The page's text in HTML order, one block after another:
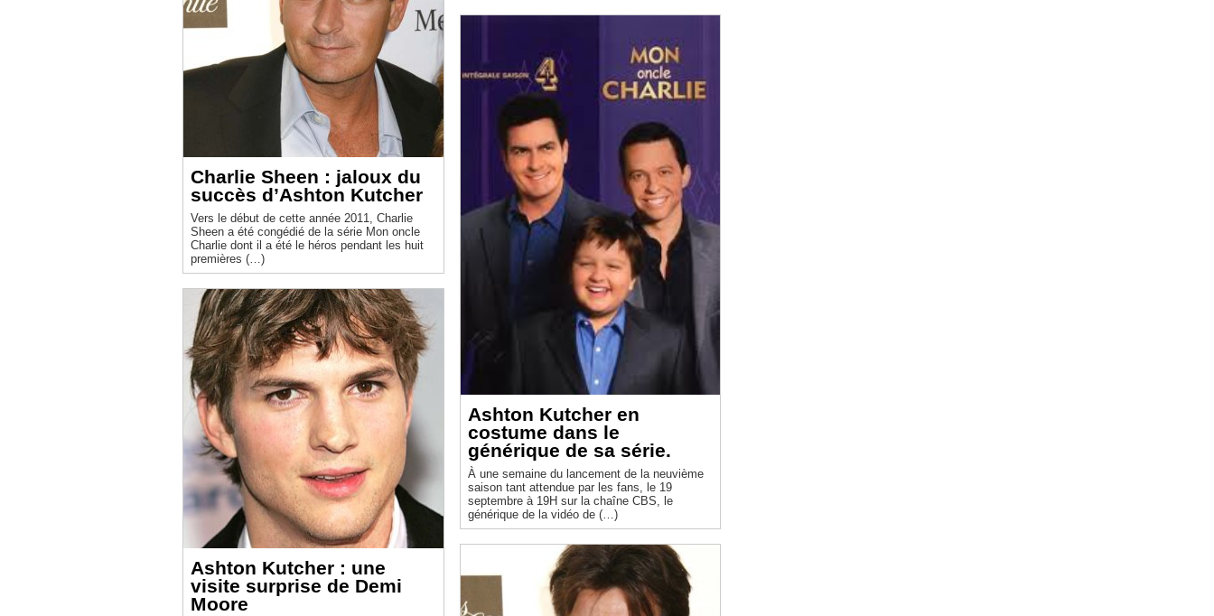
Charlie Sheen : jaloux du
succès d’Ashton Kutcher
Vers le début de cette année 2011, Charlie
Sheen a été congédié de la série Mon oncle
Charlie dont il a été le héros pendant les huit
premières (…)
Ashton Kutcher : une
visite surprise de Demi
Moore
Ashton Kutcher en
costume dans le
générique de sa série.
À une semaine du lancement de la neuvième
saison tant attendue par les fans, le 19
septembre à 19H sur la chaîne CBS, le
générique de la vidéo de (…)